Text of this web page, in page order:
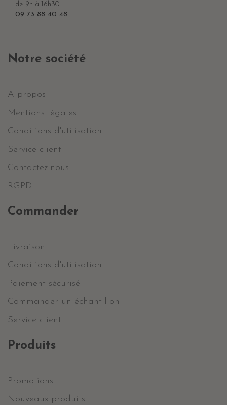
de 9h à 16h30
09 73 88 40 48
Notre société
A propos
Mentions légales
Conditions d'utilisation
Service client
Contactez-nous
RGPD
Commander
Livraison
Conditions d'utilisation
Paiement sécurisé
Commander un échantillon
Service client
Produits
Promotions
Nouveaux produits